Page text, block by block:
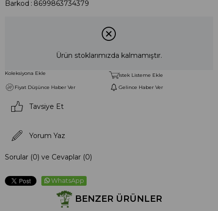
Barkod : 8699863734379
Ürün stoklarımızda kalmamıştır.
Koleksiyona Ekle
İstek Listeme Ekle
Fiyat Düşünce Haber Ver
Gelince Haber Ver
Tavsiye Et
Yorum Yaz
Sorular (0) ve Cevaplar (0)
WhatsApp
BENZER ÜRÜNLER